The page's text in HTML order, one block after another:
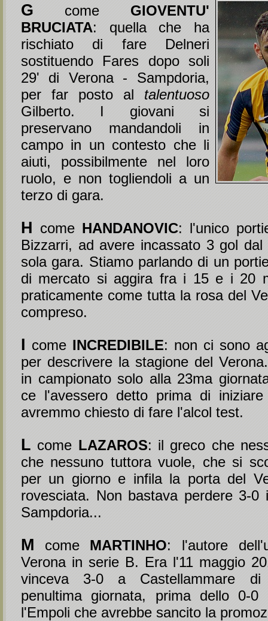
G come GIOVENTU'
BRUCIATA: quella che ha
rischiato di fare Delneri
sostituendo Fares dopo soli
29' di Verona - Sampdoria,
per far posto al talentuoso
Gilberto. I giovani si
preservano mandandoli in
campo in un contesto che li
aiuti, possibilmente nel loro
ruolo, e non togliendoli a un
terzo di gara.
H come HANDANOVIC: l'unico
Bizzarri, ad avere incassato 3 gol
sola gara. Stiamo parlando di un
di mercato si aggira fra i 15 e i 20
praticamente come tutta la rosa del
compreso.
I come INCREDIBILE: non ci sono
per descrivere la stagione del
in campionato solo alla 23ma
ce l'avessero detto prima di
avremmo chiesto di fare l'alcol test.
L come LAZAROS: il greco che
che nessuno tuttora vuole, che si
per un giorno e infila la porta del
rovesciata. Non bastava perdere 3-
Sampdoria...
M come MARTINHO: l'autore
Verona in serie B. Era l'11 maggio
vinceva 3-0 a Castellammare
penultima giornata, prima dello 0-0
l'Empoli che avrebbe sancito la